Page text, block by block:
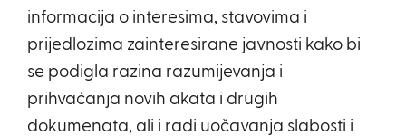
informacija o interesima, stavovima i
prijedlozima zainteresirane javnosti kako bi
se podigla razina razumijevanja i
prihvaćanja novih akata i drugih
dokumenata, ali i radi uočavanja slabosti i